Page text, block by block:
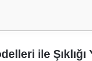
ile Şıklığı